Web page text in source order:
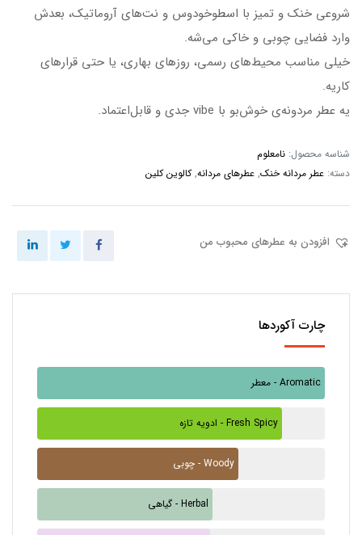
شروعی خنک و تمیز با اسطوخودوس و نت‌های آروماتیک، بعدش
وارد فضایی چوبی و خاکی می‌شه.
خیلی مناسب محیط‌های رسمی، روزهای بهاری، یا حتی قرارهای
کاریه.
یه عطر مردونه‌ی خوش‌بو با vibe جدی و قابل‌اعتماد.
شناسه محصول: نامعلوم
دسته: عطر مردانه خنک, عطرهای مردانه,کالوین کلین
افزودن به عطرهای محبوب من
چارت آکوردها
معطر - Aromatic
ادویه تازه - Fresh Spicy
چوبی - Woody
گیاهی - Herbal